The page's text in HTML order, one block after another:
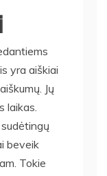
yra aiškiai
Jų
laikas.
beveik
Tokie